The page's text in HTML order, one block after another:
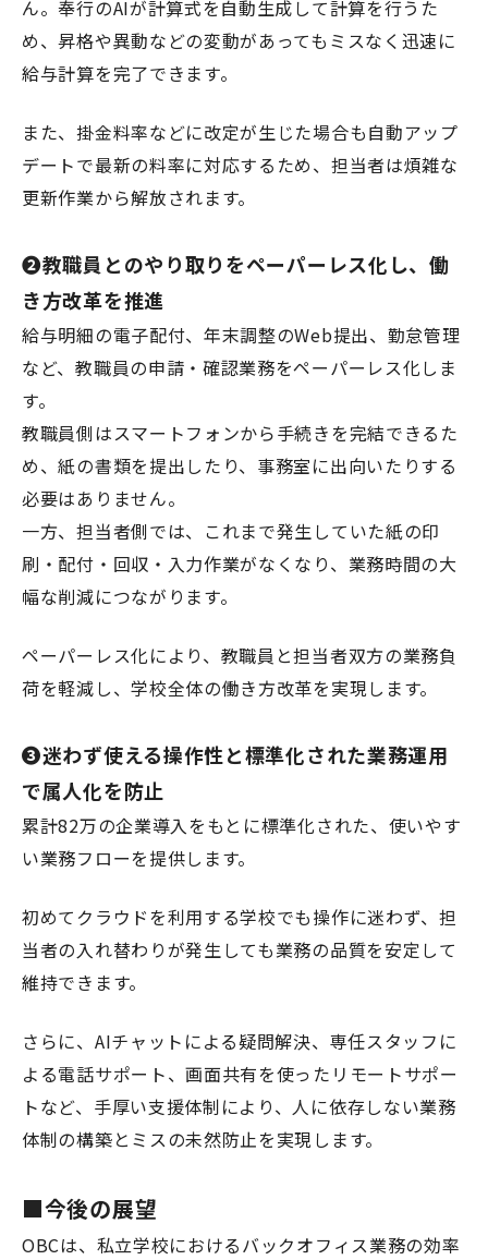
ん。奉行のAIが計算式を自動生成して計算を行うた
め、昇格や異動などの変動があってもミスなく迅速に
給与計算を完了できます。
また、掛金料率などに改定が生じた場合も自動アップ
デートで最新の料率に対応するため、担当者は煩雑な
更新作業から解放されます。
❷教職員とのやり取りをペーパーレス化し、働
き方改革を推進
給与明細の電子配付、年末調整のWeb提出、勤怠管理
など、教職員の申請・確認業務をペーパーレス化しま
す。
教職員側はスマートフォンから手続きを完結できるた
め、紙の書類を提出したり、事務室に出向いたりする
必要はありません。
一方、担当者側では、これまで発生していた紙の印
刷・配付・回収・入力作業がなくなり、業務時間の大
幅な削減につながります。
ペーパーレス化により、教職員と担当者双方の業務負
荷を軽減し、学校全体の働き方改革を実現します。
❸迷わず使える操作性と標準化された業務運用
で属人化を防止
累計82万の企業導入をもとに標準化された、使いやす
い業務フローを提供します。
初めてクラウドを利用する学校でも操作に迷わず、担
当者の入れ替わりが発生しても業務の品質を安定して
維持できます。
さらに、AIチャットによる疑問解決、専任スタッフに
よる電話サポート、画面共有を使ったリモートサポー
トなど、手厚い支援体制により、人に依存しない業務
体制の構築とミスの未然防止を実現します。
■今後の展望
OBCは、私立学校におけるバックオフィス業務の効率